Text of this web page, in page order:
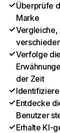
Überprüfe
Marke
Vergleiche,
Verfolge
der Zeit
Entdecke
Benutzer
Erhalte KI-